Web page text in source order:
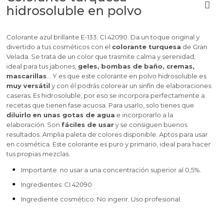
hidrosoluble en polvo
Colorante azul brillante E-133; CI 42090. Da un toque original y
divertido a tus cosméticos con el colorante turquesa de Gran
Velada. Se trata de un color que trasmite calma y serenidad,
ideal para tus jabones, geles, bombas de baño, cremas,
mascarillas … Y es que este colorante en polvo hidrosoluble es
muy versátil y con él podrás colorear un sinfín de elaboraciones
caseras. Es hidrosoluble, por eso se incorpora perfectamente a
recetas que tienen fase acuosa. Para usarlo, solo tienes que
diluirlo en unas gotas de agua e incorporarlo a la
elaboración. Son fáciles de usary se consiguen buenos
resultados. Amplia paleta de colores disponible. Aptos para usar
en cosmética. Este colorante es puro y primario, ideal para hacer
tus propias mezclas.
Importante: no usar a una concentración superior al 0,5%.
Ingredientes: CI 42090
Ingrediente cosmético. No ingerir. Uso profesional.